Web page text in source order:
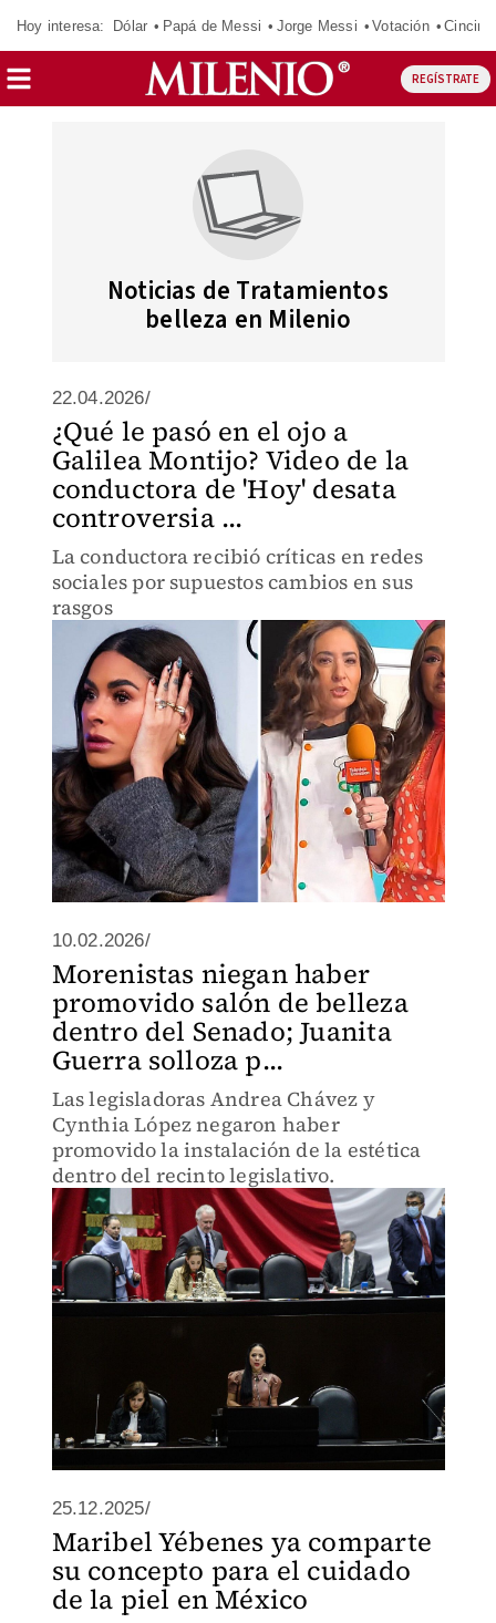
Hoy interesa: Dólar Papá de Messi Jorge Messi Votación
REGÍSTRATE
Noticias de Tratamientos
belleza en Milenio
22.04.2026/
¿Qué le pasó en el ojo a
Galilea Montijo? Video de la
conductora de 'Hoy' desata
controversia ...
La conductora recibió críticas en redes
sociales por supuestos cambios en sus
rasgos
10.02.2026/
Morenistas niegan haber
promovido salón de belleza
dentro del Senado; Juanita
Guerra solloza p...
Las legisladoras Andrea Chávez y
Cynthia López negaron haber
promovido la instalación de la estética
dentro del recinto legislativo.
25.12.2025/
Maribel Yébenes ya comparte
su concepto para el cuidado
de la piel en México